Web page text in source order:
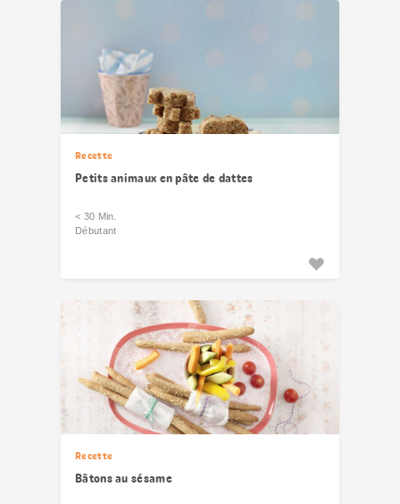
Recette
Petits animaux en pâte de dattes
< 30 Min.
Débutant
Recette
Bâtons au sésame